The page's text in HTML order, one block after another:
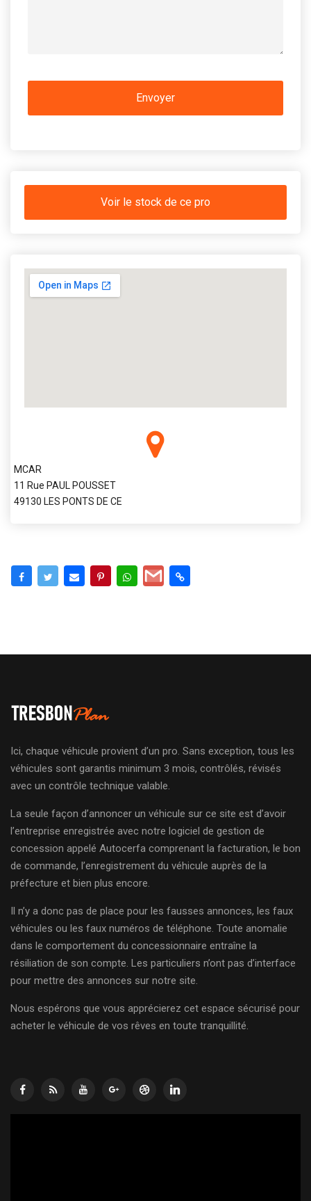
Voir le stock de ce pro
MCAR
11 Rue PAUL POUSSET
49130 LES PONTS DE CE
Ici, chaque véhicule provient d’un pro. Sans exception, tous les
véhicules sont garantis minimum 3 mois, contrôlés, révisés
avec un contrôle technique valable.
La seule façon d’annoncer un véhicule sur ce site est d’avoir
l’entreprise enregistrée avec notre logiciel de gestion de
concession appelé Autocerfa comprenant la facturation, le bon
de commande, l’enregistrement du véhicule auprès de la
préfecture et bien plus encore.
Il n’y a donc pas de place pour les fausses annonces, les faux
véhicules ou les faux numéros de téléphone. Toute anomalie
dans le comportement du concessionnaire entraîne la
résiliation de son compte. Les particuliers n’ont pas d’interface
pour mettre des annonces sur notre site.
Nous espérons que vous apprécierez cet espace sécurisé pour
acheter le véhicule de vos rêves en toute tranquillité.